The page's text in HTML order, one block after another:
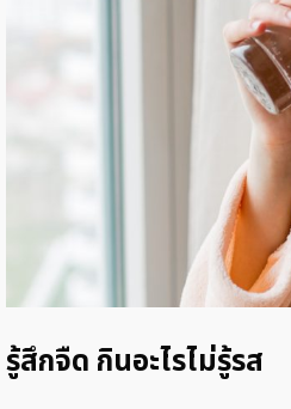
รู้สึกจืด กินอะไรไม่รู้รส